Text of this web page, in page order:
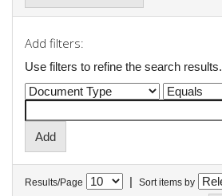
Add filters:
Use filters to refine the search results.
Results/Page | Sort items by